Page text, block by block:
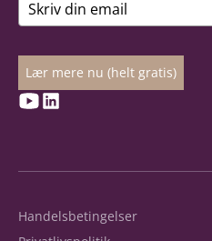
Lær mere nu (helt gratis)
Handelsbetingelser